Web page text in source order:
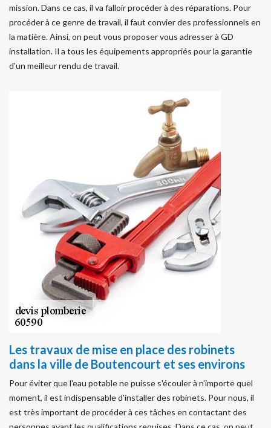
mission. Dans ce cas, il va falloir procéder à des réparations. Pour
procéder à ce genre de travail, il faut convier des professionnels en
la matière. Ainsi, on peut vous proposer vous adresser à GD
installation. Il a tous les équipements appropriés pour la garantie
d'un meilleur rendu de travail.
Les travaux de mise en place des robinets
dans la ville de Boutencourt et ses environs
Pour éviter que l'eau potable ne puisse s'écouler à n'importe quel
moment, il est indispensable d'installer des robinets. Pour nous, il
est très important de procéder à ces tâches en contactant des